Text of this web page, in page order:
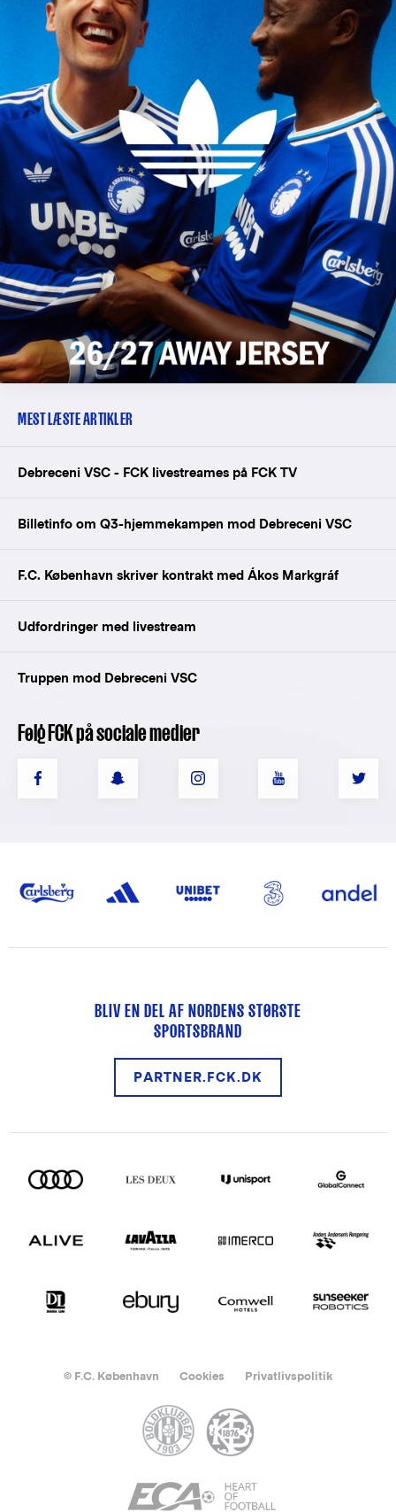
MEST LÆSTE ARTIKLER
Debreceni VSC - FCK livestreames på FCK TV
Billetinfo om Q3-hjemmekampen mod Debreceni VSC
F.C. København skriver kontrakt med Ákos Markgráf
Udfordringer med livestream
Truppen mod Debreceni VSC
Følg FCK på sociale medier
BLIV EN DEL AF NORDENS STØRSTE
SPORTSBRAND
PARTNER.FCK.DK
© F.C. København Cookies Privatlivspolitik